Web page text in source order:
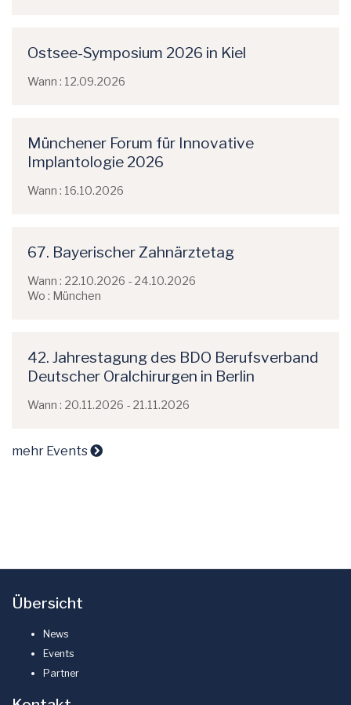
Ostsee-Symposium 2026 in Kiel
Wann : 12.09.2026
Münchener Forum für Innovative
Implantologie 2026
Wann : 16.10.2026
67. Bayerischer Zahnärztetag
Wann : 22.10.2026 - 24.10.2026
Wo : München
42. Jahrestagung des BDO Berufsverband
Deutscher Oralchirurgen in Berlin
Wann : 20.11.2026 - 21.11.2026
mehr Events
Übersicht
News
Events
Partner